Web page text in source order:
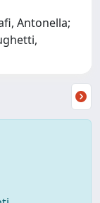
Antonella;